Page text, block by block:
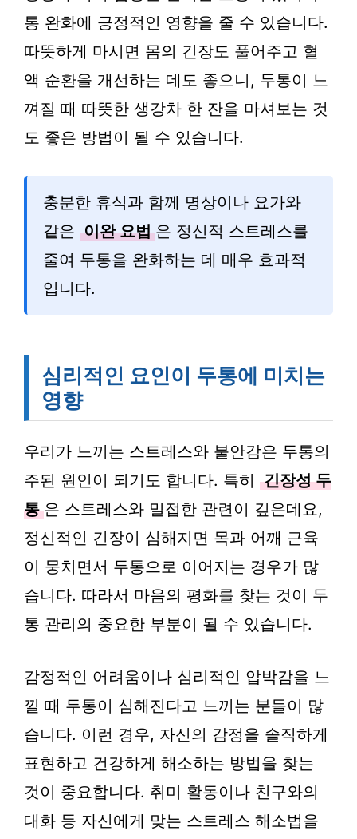
통 완화에 긍정적인 영향을 줄 수 있습니다.
따뜻하게 마시면 몸의 긴장도 풀어주고 혈
액 순환을 개선하는 데도 좋으니, 두통이 느
껴질 때 따뜻한 생강차 한 잔을 마셔보는 것
도 좋은 방법이 될 수 있습니다.
충분한 휴식과 함께 명상이나 요가와
같은 이완 요법 은 정신적 스트레스를
줄여 두통을 완화하는 데 매우 효과적
입니다.
심리적인 요인이 두통에 미치는
영향
우리가 느끼는 스트레스와 불안감은 두통의
주된 원인이 되기도 합니다. 특히 긴장성 두
통 은 스트레스와 밀접한 관련이 깊은데요,
정신적인 긴장이 심해지면 목과 어깨 근육
이 뭉치면서 두통으로 이어지는 경우가 많
습니다. 따라서 마음의 평화를 찾는 것이 두
통 관리의 중요한 부분이 될 수 있습니다.
감정적인 어려움이나 심리적인 압박감을 느
낄 때 두통이 심해진다고 느끼는 분들이 많
습니다. 이런 경우, 자신의 감정을 솔직하게
표현하고 건강하게 해소하는 방법을 찾는
것이 중요합니다. 취미 활동이나 친구와의
대화 등 자신에게 맞는 스트레스 해소법을